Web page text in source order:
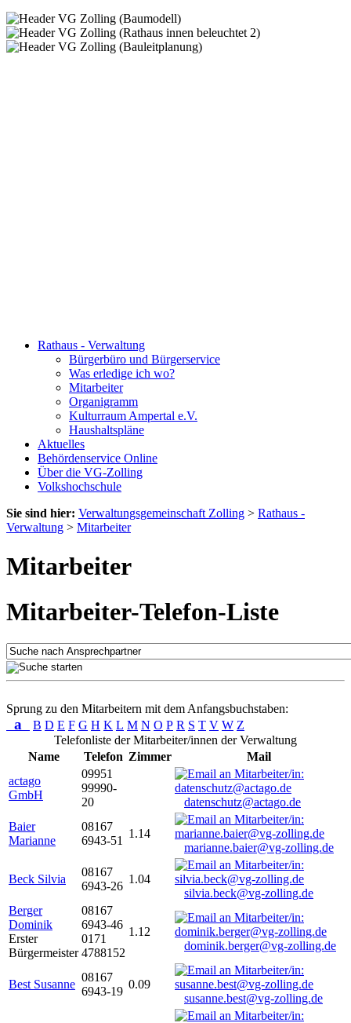
Rathaus - Verwaltung
Bürgerbüro und Bürgerservice
Was erledige ich wo?
Mitarbeiter
Organigramm
Kulturraum Ampertal e.V.
Haushaltspläne
Aktuelles
Behördenservice Online
Über die VG-Zolling
Volkshochschule
Sie sind hier: Verwaltungsgemeinschaft Zolling > Rathaus -
Verwaltung > Mitarbeiter
Mitarbeiter
Mitarbeiter-Telefon-Liste
Sprung zu den Mitarbeitern mit dem Anfangsbuchstaben:
a B D E F G H K L M N O P R S T V W Z
Telefonliste der Mitarbeiter/innen der Verwaltung
Name
Telefon Zimmer
Mail
actago
GmbH
09951
99990-
20
datenschutz@actago.de
Baier
Marianne
08167
6943-51
1.14
marianne.baier@vg-zolling.de
Beck Silvia
08167
6943-26
1.04
silvia.beck@vg-zolling.de
Berger
Dominik
Erster
Bürgermeister
08167
6943-46
0171
4788152
1.12
dominik.berger@vg-zolling.de
Best Susanne
08167
6943-19
0.09
susanne.best@vg-zolling.de